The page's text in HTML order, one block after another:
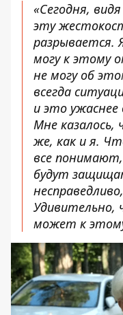
«Сегодня,
эту
разрывается.
могу к этому
не могу об
всегда
и это ужаснее
Мне
же, как и я.
все
будут
может к